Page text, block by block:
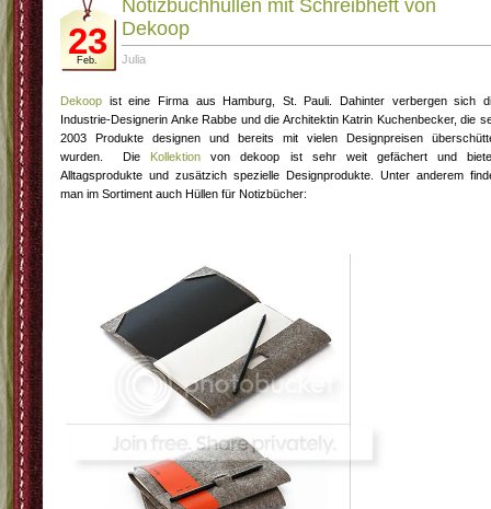
23
Feb.
Notizbuchhüllen mit Schreibheft von
Dekoop
Julia
Dekoop ist eine Firma aus Hamburg, St. Pauli. Dahinter verbergen sich
Industrie-Designerin Anke Rabbe und die Architektin Katrin Kuchenbecker, die
2003 Produkte designen und bereits mit vielen Designpreisen
wurden. Die Kollektion von dekoop ist sehr weit gefächert und
Alltagsprodukte und zusätzich spezielle Designprodukte. Unter anderem
man im Sortiment auch Hüllen für Notizbücher: